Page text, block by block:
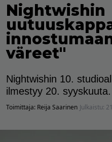
Nightwishin
väreet"
Nightwishin 10.
ilmestyy 20. syyskuuta.
Toimittaja: Reija Saarinen Julkaistu: